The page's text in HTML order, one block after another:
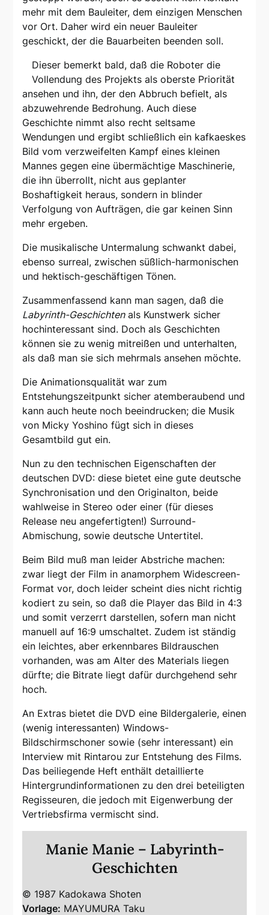
mehr mit dem Bauleiter, dem einzigen Menschen
vor Ort. Daher wird ein neuer Bauleiter
geschickt, der die Bauarbeiten beenden soll.
Dieser bemerkt bald, daß die Roboter die
Vollendung des Projekts als oberste Priorität
ansehen und ihn, der den Abbruch befielt, als
abzuwehrende Bedrohung. Auch diese
Geschichte nimmt also recht seltsame
Wendungen und ergibt schließlich ein kafkaeskes
Bild vom verzweifelten Kampf eines kleinen
Mannes gegen eine übermächtige Maschinerie,
die ihn überrollt, nicht aus geplanter
Boshaftigkeit heraus, sondern in blinder
Verfolgung von Aufträgen, die gar keinen Sinn
mehr ergeben.
Die musikalische Untermalung schwankt dabei,
ebenso surreal, zwischen süßlich-harmonischen
und hektisch-geschäftigen Tönen.
Zusammenfassend kann man sagen, daß die
Labyrinth-Geschichtenals Kunstwerk sicher
hochinteressant sind. Doch als Geschichten
können sie zu wenig mitreißen und unterhalten,
als daß man sie sich mehrmals ansehen möchte.
Die Animationsqualität war zum
Entstehungszeitpunkt sicher atemberaubend und
kann auch heute noch beeindrucken; die Musik
von Micky Yoshino fügt sich in dieses
Gesamtbild gut ein.
Nun zu den technischen Eigenschaften der
deutschen DVD: diese bietet eine gute deutsche
Synchronisation und den Originalton, beide
wahlweise in Stereo oder einer (für dieses
Release neu angefertigten!) Surround-
Abmischung, sowie deutsche Untertitel.
Beim Bild muß man leider Abstriche machen:
zwar liegt der Film in anamorphem Widescreen-
Format vor, doch leider scheint dies nicht richtig
kodiert zu sein, so daß die Player das Bild in 4:3
und somit verzerrt darstellen, sofern man nicht
manuell auf 16:9 umschaltet. Zudem ist ständig
ein leichtes, aber erkennbares Bildrauschen
vorhanden, was am Alter des Materials liegen
dürfte; die Bitrate liegt dafür durchgehend sehr
hoch.
An Extras bietet die DVD eine Bildergalerie, einen
(wenig interessanten) Windows-
Bildschirmschoner sowie (sehr interessant) ein
Interview mit Rintarou zur Entstehung des Films.
Das beiliegende Heft enthält detaillierte
Hintergrundinformationen zu den drei beteiligten
Regisseuren, die jedoch mit Eigenwerbung der
Vertriebsfirma vermischt sind.
Manie Manie – Labyrinth-
Geschichten
© 1987 Kadokawa Shoten
Vorlage: MAYUMURA Taku